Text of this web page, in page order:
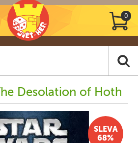
0
Desolation of Hoth
SLEVA
68%